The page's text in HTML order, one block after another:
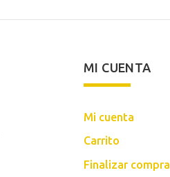
MI CUENTA
Mi cuenta
Carrito
Finalizar compra